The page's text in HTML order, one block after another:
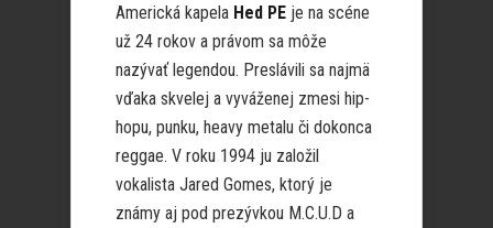
Americká kapela Hed PE je na scéne
už 24 rokov a právom sa môže
nazývať legendou. Preslávili sa najmä
vďaka skvelej a vyváženej zmesi hip-
hopu, punku, heavy metalu či dokonca
reggae. V roku 1994 ju založil
vokalista Jared Gomes, ktorý je
známy aj pod prezývkou M.C.U.D a